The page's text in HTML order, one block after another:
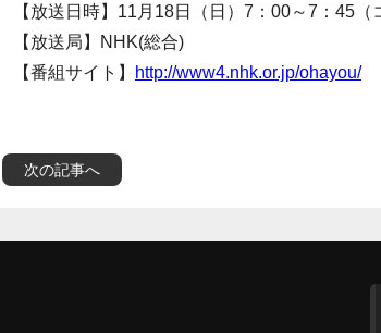
【放送日時】11月18日（日）7：00～7：45（
【放送局】NHK(総合)
【番組サイト】
http://www4.nhk.or.jp/ohayou/
次の記事へ